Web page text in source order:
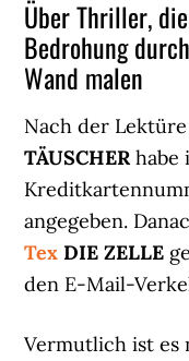
Über Thriller,
Bedrohung
Wand malen
Nach der
TÄUSCHERhabe
angegeben.
Tex DIE ZELLE
den E-Mail-
Vermutlich ist es